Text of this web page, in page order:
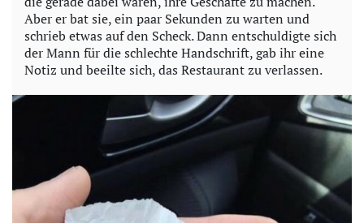
Aber er bat sie, ein paar Sekunden zu warten und
schrieb etwas auf den Scheck. Dann entschuldigte sich
der Mann für die schlechte Handschrift, gab ihr eine
Notiz und beeilte sich, das Restaurant zu verlassen.